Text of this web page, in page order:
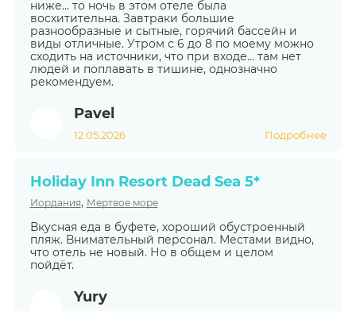
ниже... то ночь в этом отеле была
восхитительна. Завтраки большие
разнообразные и сытные, горячий бассейн и
виды отличные. Утром с 6 до 8 по моему можно
сходить на источники, что при входе... там нет
людей и поплавать в тишине, однозначно
рекомендуем.
Pavel
12.05.2026 Подробнее
Holiday Inn Resort Dead Sea 5*
Иордания, Мертвое море
Вкусная еда в буфете, хороший обустроенный
пляж. Внимательный персонал. Местами видно,
что отель не новый. Но в общем и целом
пойдёт.
Yury